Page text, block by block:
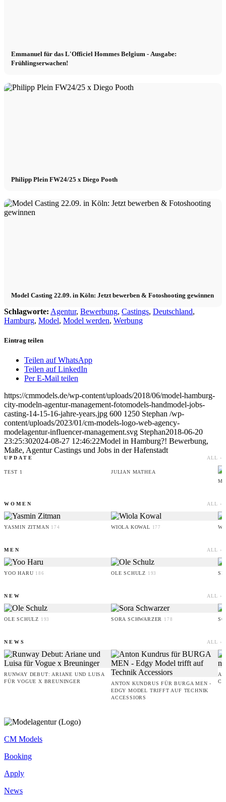
Emmanuel für das L'Officiel Hommes Belgium - Ausgabe:
Frühlingserwachen!
Philipp Plein FW24/25 x Diego Pooth
Model Casting 22.09. in Köln: Jetzt bewerben & Fotoshooting gewinnen
Schlagworte: Agentur, Bewerbung, Castings, Deutschland,
Hamburg, Model, Model werden, Werbung
Eintrag teilen
Teilen auf WhatsApp
Teilen auf LinkedIn
Per E-Mail teilen
https://cmmodels.de/wp-content/uploads/2018/06/model-hamburg-
city-modeln-agentur-management-fotomodels-handmodel-jobs-
casting-14-15-16-jahre-years.jpg 600 1250 Stephan /wp-
content/uploads/2023/01/cm-models-logo-web-agency-
modelagentur-influencer-management.svg Stephan2018-06-20
23:25:302024-08-27 12:46:22Model in Hamburg?! Bewerbung,
Maße, Agentur Castings und Jobs in der Hafenstadt
UPDATE ALL ›
TEST 1
JULIAN MATHEA
WOMEN ALL ›
YASMIN ZITMAN 174 WIOLA KOWAL 177
MEN ALL ›
YOO HARU 186 OLE SCHULZ 193
NEW ALL ›
OLE SCHULZ 193 SORA SCHWARZER 178
NEWS ALL ›
RUNWAY DEBUT: ARIANE UND LUISA
FÜR VOGUE X BREUNINGER
ANTON KUNDRUS FÜR BURGA MEN -
EDGY MODEL TRIFFT AUF TECHNIK
ACCESSIORS
CM Models
Booking
Apply
News